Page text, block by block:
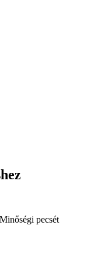
Minőségi pecsét